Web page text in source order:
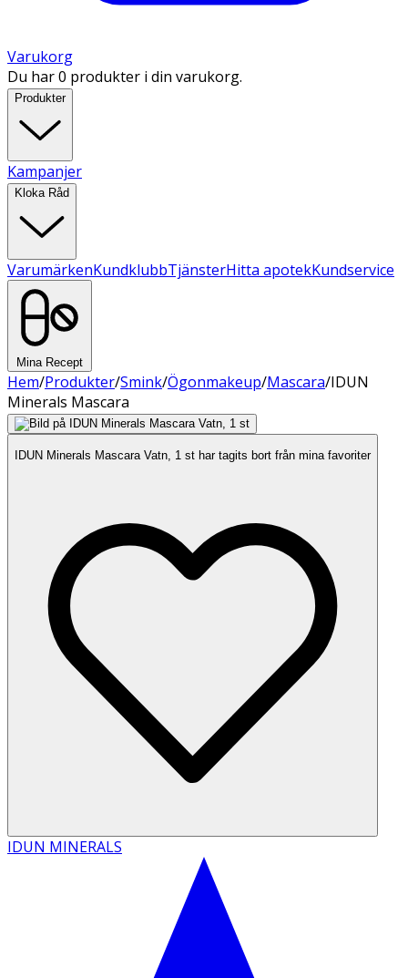
Varukorg
Du har 0 produkter i din varukorg.
Produkter
Kampanjer
Kloka Råd
VarumärkenKundklubbTjänsterHitta apotekKundservice
Mina Recept
Hem/Produkter/Smink/Ögonmakeup/Mascara/IDUN
Minerals Mascara
IDUN Minerals Mascara Vatn, 1 st har tagits bort från mina favoriter
IDUN MINERALS